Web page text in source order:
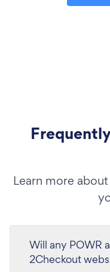
Learn more
Will any POWR
2Checkout